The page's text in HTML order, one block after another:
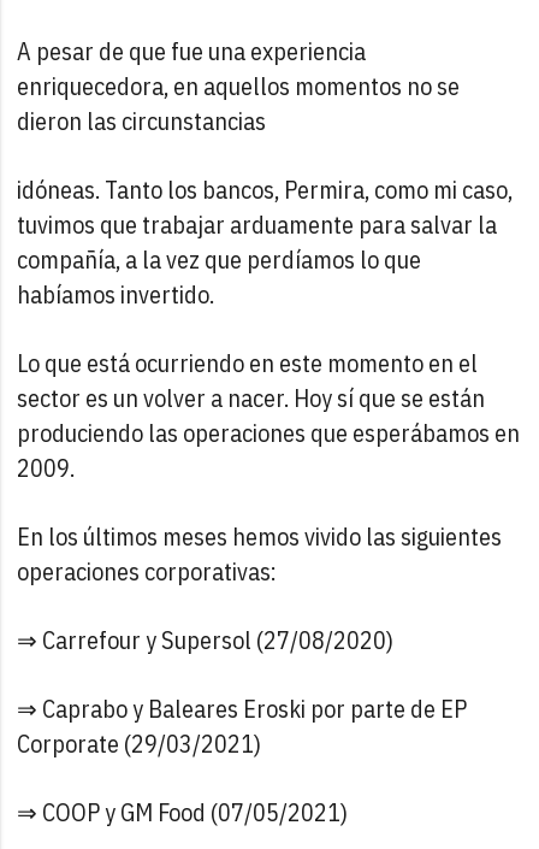
A pesar de que fue una experiencia
enriquecedora, en aquellos momentos no se
dieron las circunstancias
idóneas. Tanto los bancos, Permira, como mi caso,
tuvimos que trabajar arduamente para salvar la
compañía, a la vez que perdíamos lo que
habíamos invertido.
Lo que está ocurriendo en este momento en el
sector es un volver a nacer. Hoy sí que se están
produciendo las operaciones que esperábamos en
2009.
En los últimos meses hemos vivido las siguientes
operaciones corporativas:
⇒ Carrefour y Supersol (27/08/2020)
⇒ Caprabo y Baleares Eroski por parte de EP
Corporate (29/03/2021)
⇒ COOP y GM Food (07/05/2021)